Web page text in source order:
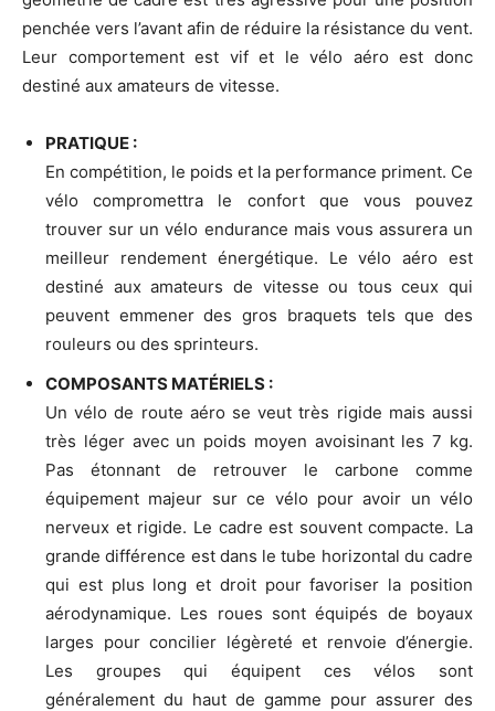
penchée vers l’avant afin de réduire la résistance du vent.
Leur comportement est vif et le vélo aéro est donc
destiné aux amateurs de vitesse.
PRATIQUE :
En compétition, le poids et la performance priment. Ce
vélo compromettra le confort que vous pouvez
trouver sur un vélo endurance mais vous assurera un
meilleur rendement énergétique. Le vélo aéro est
destiné aux amateurs de vitesse ou tous ceux qui
peuvent emmener des gros braquets tels que des
rouleurs ou des sprinteurs.
COMPOSANTS MATÉRIELS :
Un vélo de route aéro se veut très rigide mais aussi
très léger avec un poids moyen avoisinant les 7 kg.
Pas étonnant de retrouver le carbone comme
équipement majeur sur ce vélo pour avoir un vélo
nerveux et rigide. Le cadre est souvent compacte. La
grande différence est dans le tube horizontal du cadre
qui est plus long et droit pour favoriser la position
aérodynamique. Les roues sont équipés de boyaux
larges pour concilier légèreté et renvoie d’énergie.
Les groupes qui équipent ces vélos sont
généralement du haut de gamme pour assurer des